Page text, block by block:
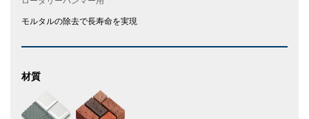
モルタルの除去で長寿命を実現
材質